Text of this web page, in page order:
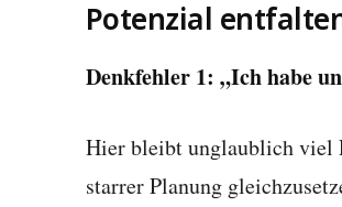
Potenzial
Denkfehler 1: „Ich habe
Hier bleibt unglaublich viel
starrer Planung